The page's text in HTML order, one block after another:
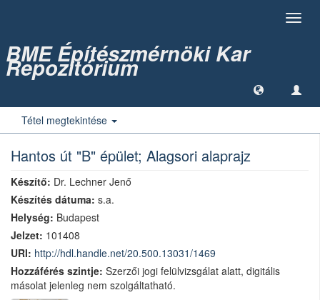
BME Építészmérnöki Kar
Repozitórium
Tétel megtekintése
Hantos út "B" épület; Alagsori alaprajz
Készítő: Dr. Lechner Jenő
Készítés dátuma: s.a.
Helység: Budapest
Jelzet: 101408
URI: http://hdl.handle.net/20.500.13031/1469
Hozzáférés szintje: Szerzői jogi felülvizsgálat alatt, digitális
másolat jelenleg nem szolgáltatható.